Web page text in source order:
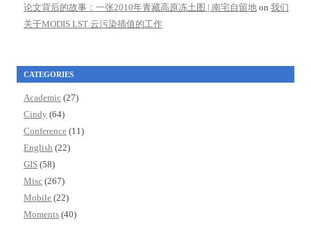
论文背后的故事：一张2010年青藏高原冻土图 | 南宅自留地 on 我们
关于MODIS LST 云污染插值的工作
CATEGORIES
Academic (27)
Cindy (64)
Conference (11)
English (22)
GIS (58)
Misc (267)
Mobile (22)
Moments (40)